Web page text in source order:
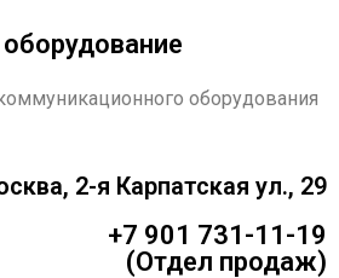
оборудования
2-я Карпатская ул., 29
+7 901 731-11-19
(Отдел продаж)